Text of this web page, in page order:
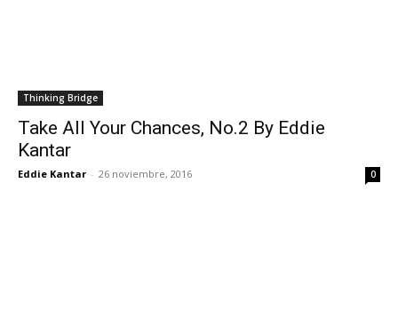
Thinking Bridge
Take All Your Chances, No.2 By Eddie
Kantar
Eddie Kantar - 26 noviembre, 2016 0